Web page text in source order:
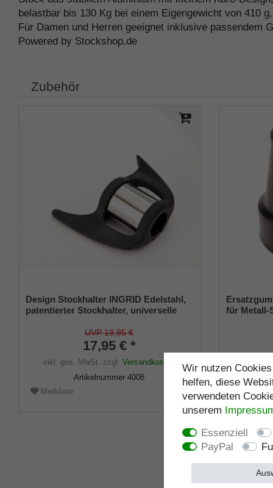
belastbar bis 130 Kg bei einem Eigengewicht von 410
Für Damen und Herren geeignet inklusive passendem
Powered by Stockshop.de
Zubehör
Design Stockhalter INGRID Edelstahl,
patentierter Stockhalter, universelle
UVP 19,95 €
17,95 € *
inkl. ges. MwSt. zzgl.Versandkosten
Artikelnummer4008
Merkliste
für Metall-
inkl.
Merkliste
Wir nutzen
helfen, diese
verwendeten
unserem
Essenziell
PayPal